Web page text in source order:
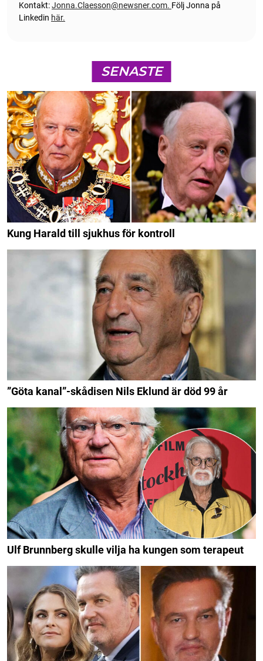
Kontakt:Jonna.Claesson@newsner.com. Följ Jonna på
Linkedin här.
SENASTE
Kung Harald till sjukhus för kontroll
”Göta kanal”-skådisen Nils Eklund är död 99 år
Ulf Brunnberg skulle vilja ha kungen som terapeut